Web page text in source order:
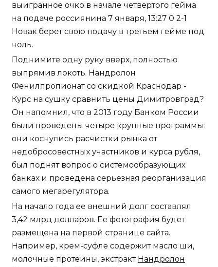
выигранное очко в начале четвертого гейма
на подаче россиянина 7 января, 13:27 0 2-1
Новак берет свою подачу в третьем гейме под
ноль.
Поднимите одну руку вверх, полностью
выпрямив локоть. Нандролон
Фенилпропионат со скидкой Краснодар -
Курс на сушку сравнить цены Димитровград?
Он напомнил, что в 2013 году Банком России
были проведены четыре крупные программы:
они коснулись расчистки рынка от
недобросовестных участников и курса рубля,
был поднят вопрос о системообразующих
банках и проведена серьезная реорганизация
самого мегарегулятора.
На начало года ее внешний долг составлял
3,42 млрд долларов. Ее фотография будет
размещена на первой странице сайта.
Например, крем-суфле содержит масло ши,
молочные протеины, экстракт Нандролон